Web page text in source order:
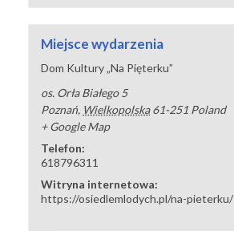
Miejsce wydarzenia
Dom Kultury „Na Pięterku”
os. Orła Białego 5
Poznań, Wielkopolska 61-251 Poland
+ Google Map
Telefon:
618796311
Witryna internetowa:
https://osiedlemlodych.pl/na-pieterku/